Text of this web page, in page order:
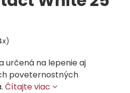
x)
určená na lepenie aj
poveternostných
Čítajte viac